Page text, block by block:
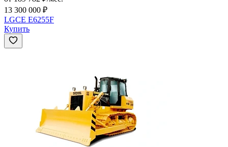
13 300 000 ₽
LGCE E6255F
Купить